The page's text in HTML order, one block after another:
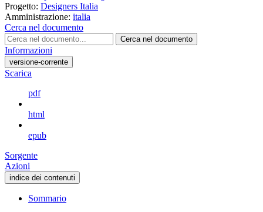
Progetto: Designers Italia
Amministrazione: italia
Cerca nel documento
Cerca nel documento
Informazioni
versione-corrente
Scarica
pdf
html
epub
Sorgente
Azioni
indice dei contenuti
Sommario